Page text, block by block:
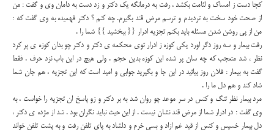
کجا دست ز امساک و لئامت بکشد ، رفت به درمانگه یک دکتر و زد دست به دامان وی و گفت : من
از صحت خود سخت به تردیدم و ترسم مرض قند بگیرم. چه کنم ؟ دکتر فهمیده به وی گفت که :
من از پی روشن شدن مسئله باید بکنم تجزیه ادرار {{ ببخشید }} شما را .
رفت بیمار و سه روز دگر اورد یکی کوزه ز ادرار توی محکمه ی دکتر و دکتر چو بدان کوزه ی پر کرد
نظر ، شد متعجب که چه سان پر شده این کوزه بدین حجم . ولی هیچ در این باب نزد حرف . فقط
گفت به بیمار : فلان روز بیائید در این جا و بگیرید جوابی و امید است که این تجزیه ، هم جان شما
شاد کند و هم دل ما را .
مرد بیمار نظر تنگ و کنس در سر موعد چو روان شد به بر دکتر و زو پاسخ ان تجزیه را خواست ، به
وی گفت : در ادرار شما از مرض قند نشان نیست . از این حیث نباید نگران بود . شد از مژده ی دکتر ،
دل بیمار خسیس و کنس از قید غم ازاد و بسی خرم و دلشاد به پای تلفن رفت و به پشت تلفن خواند